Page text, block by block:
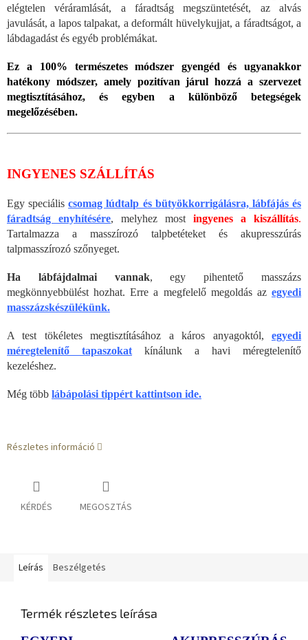
elégtelen véráramlását, a fáradtság megszüntetését, az alvás
javulását, a lapos talpakat, a deformált hüvelykujjat, a fáradtságot, a
lábdagadást és egyéb problémákat.
Ez a 100% természetes módszer gyengéd és ugyanakkor
hatékony módszer, amely pozitívan járul hozzá a szervezet
megtisztításához, és egyben a különböző betegségek
megelőzésében.
INGYENES SZÁLLÍTÁS
Egy speciáliscsomag lúdtalp és bütyökkorrigálásra, lábfájás és
fáradtság enyhítésére, melyhez most ingyenes a kiszállítás.
Tartalmazza a masszírozó talpbetéteket és akupresszúrás
talpmasszírozó szőnyeget.
Ha lábfájdalmai vannak, egy pihentető masszázs
megkönnyebbülést hozhat. Erre a megfelelő megoldás az egyedi
masszázskészülékünk.
A test tökéletes megtisztításához a káros anyagoktól, egyedi
méregtelenítő tapaszokat kínálunk a havi méregtelenítő
kezeléshez.
Még több lábápolási tippért kattintson ide.
Részletes információ
KÉRDÉS MEGOSZTÁS
Leírás Beszélgetés
Termék részletes leírása